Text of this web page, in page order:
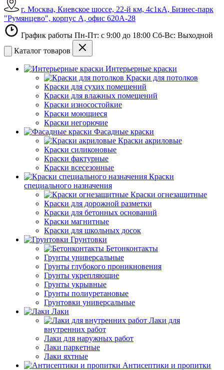
г. Москва, Киевское шоссе, 22-й км, 4с1кА, Бизнес-парк
"Румянцево", корпус А, офис 620А-28
График работы Пн-Пт: с 9:00 до 18:00 Сб-Вс: Выходной
Каталог товаров
Интерьерные краски
Краски для потолков
Краски для сухих помещений
Краски для влажных помещений
Краски износостойкие
Краски моющиеся
Краски негорючие
Фасадные краски
Краски акриловые
Краски силиконовые
Краски фактурные
Краски всесезонные
Краски
специального назначения
Краски огнезащитные
Краски для дорожной разметки
Краски для бетонных оснований
Краски магнитные
Краски для школьных досок
Грунтовки
Бетонконтакты
Грунты универсальные
Грунты глубокого проникновения
Грунты укрепляющие
Грунты укрывные
Грунты полиуретановые
Грунтовки универсальные
Лаки
Лаки для
внутренних работ
Лаки для наружных работ
Лаки паркетные
Лаки яхтные
Антисептики и пропитки